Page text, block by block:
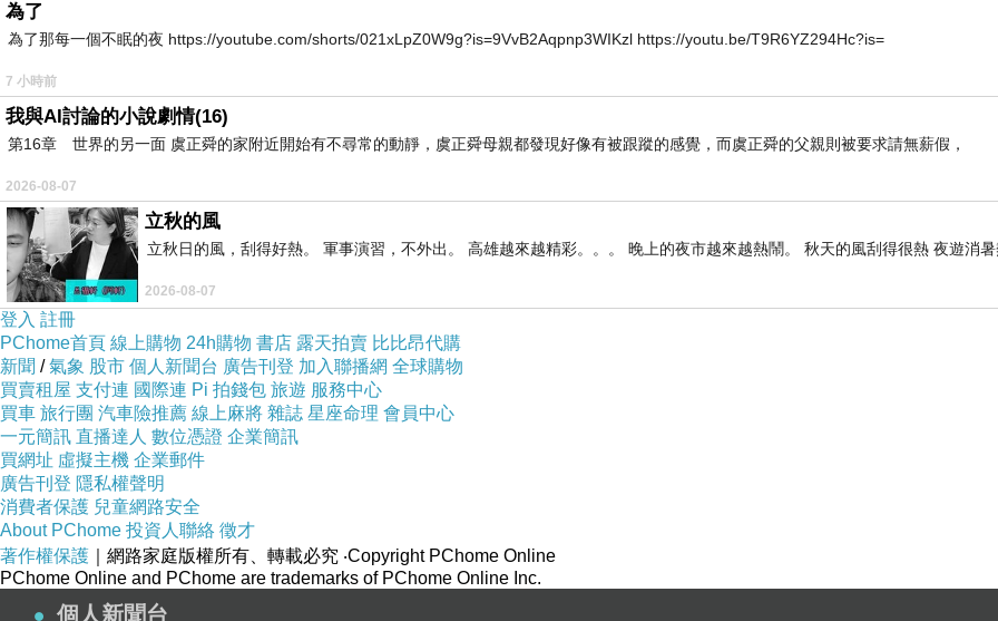
也不算是（圖利）版權的罪證😅
為了
為了那每一個不眠的夜 https://youtube.com/shorts/021xLpZ0W9g?is=9VvB2Aqpnp3WIKzl https://youtu.be/T9R6YZ294Hc?is=
7 小時前
我與AI討論的小說劇情(16)
第16章 世界的另一面 虞正舜的家附近開始有不尋常的動靜，虞正舜母親都發現好像有被跟蹤的感覺，而虞正舜的父親則被要求請無薪假，
2026-08-07
立秋的風
立秋日的風，刮得好熱。 軍事演習，不外出。 高雄越來越精彩。。。 晚上的夜市越來越熱鬧。 秋天的風刮得很熱 夜遊消暑
2026-08-07
登入 註冊
PChome首頁 線上購物 24h購物 書店 露天拍賣 比比昂代購
新聞 /氣象 股市 個人新聞台 廣告刊登 加入聯播網 全球購物
買賣租屋 支付連 國際連 Pi 拍錢包 旅遊 服務中心
買車 旅行團 汽車險推薦 線上麻將 雜誌 星座命理 會員中心
一元簡訊 直播達人 數位憑證 企業簡訊
買網址 虛擬主機 企業郵件
廣告刊登 隱私權聲明
消費者保護 兒童網路安全
About PChome 投資人聯絡 徵才
著作權保護 ｜網路家庭版權所有、轉載必究 ‧Copyright PChome Online
PChome Online and PChome are trademarks of PChome Online Inc.
個人新聞台